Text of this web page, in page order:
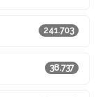
241.703
38.737